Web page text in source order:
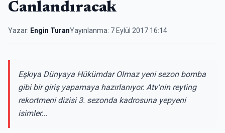
Canlandıracak
Yazar: Engin TuranYayınlanma: 7 Eylül 2017 16:14
Eşkıya Dünyaya Hükümdar Olmaz yeni sezon bomba
gibi bir giriş yapamaya hazırlanıyor. Atv'nin reyting
rekortmeni dizisi 3. sezonda kadrosuna yepyeni
isimler...